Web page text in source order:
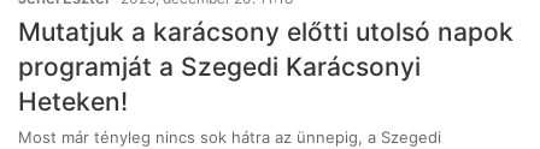
Mutatjuk a karácsony előtti utolsó napok
programját a Szegedi Karácsonyi
Heteken!
Most már tényleg nincs sok hátra az ünnepig, a Szegedi